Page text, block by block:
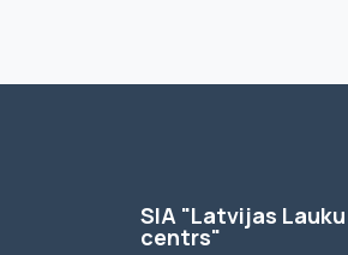
SIA "Latvijas
centrs"